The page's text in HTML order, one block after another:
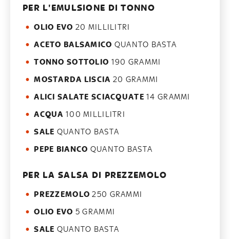
PER L'EMULSIONE DI TONNO
OLIO EVO 20 MILLILITRI
ACETO BALSAMICO QUANTO BASTA
TONNO SOTTOLIO 190 GRAMMI
MOSTARDA LISCIA 20 GRAMMI
ALICI SALATE SCIACQUATE 14 GRAMMI
ACQUA 100 MILLILITRI
SALE QUANTO BASTA
PEPE BIANCO QUANTO BASTA
PER LA SALSA DI PREZZEMOLO
PREZZEMOLO 250 GRAMMI
OLIO EVO 5 GRAMMI
SALE QUANTO BASTA